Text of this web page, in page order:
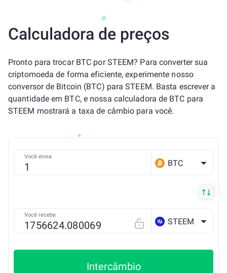
Calculadora de preços
Pronto para trocar BTC por STEEM? Para converter sua
criptomoeda de forma eficiente, experimente nosso
conversor de Bitcoin (BTC) para STEEM. Basta escrever a
quantidade em BTC, e nossa calculadora de BTC para
STEEM mostrará a taxa de câmbio para você.
Você envia
BTC
Você recebe
STEEM
Intercâmbio